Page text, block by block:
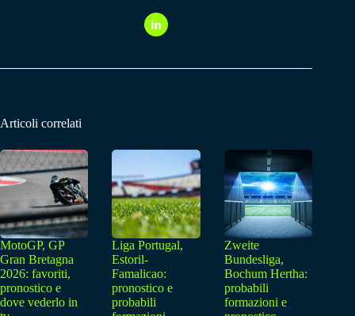
Articoli correlati
MotoGP, GP
Gran Bretagna
2026: favoriti,
pronostico e
dove vederlo in
Liga Portugal,
Estoril-
Famalicao:
pronostico e
probabili
Zweite
Bundesliga,
Bochum Hertha:
probabili
formazioni e